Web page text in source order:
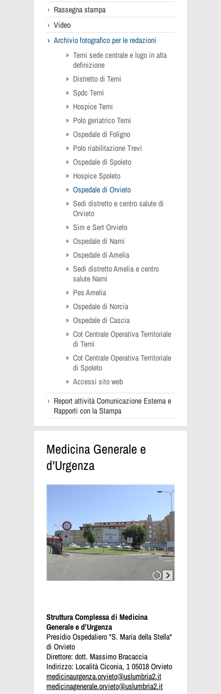
Rassegna stampa
Video
Archivio fotografico per le redazioni
Terni sede centrale e logo in alta
definizione
Distretto di Terni
Spdc Terni
Hospice Terni
Polo geriatrico Terni
Ospedale di Foligno
Polo riabilitazione Trevi
Ospedale di Spoleto
Hospice Spoleto
Ospedale di Orvieto
Sedi distretto e centro salute di
Orvieto
Sim e Sert Orvieto
Ospedale di Narni
Ospedale di Amelia
Sedi distretto Amelia e centro
salute Narni
Pes Amelia
Ospedale di Norcia
Ospedale di Cascia
Cot Centrale Operativa Territoriale
di Terni
Cot Centrale Operativa Territoriale
di Spoleto
Accessi sito web
Report attività Comunicazione Esterna e
Rapporti con la Stampa
Medicina Generale e
d'Urgenza
Struttura Complessa di Medicina
Generale e d’Urgenza
Presidio Ospedaliero "S. Maria della Stella"
di Orvieto
Direttore: dott. Massimo Bracaccia
Indirizzo: Località Ciconia, 1 05018 Orvieto
medicinaurgenza.orvieto@uslumbria2.it
medicinagenerale.orvieto@uslumbria2.it